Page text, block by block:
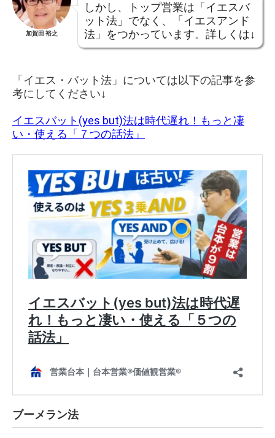
加賀田 裕之
しかし、トップ営業は「イエスバ
ット法」でなく、「イエスアンド
法」をつかっています。詳しくは↓
「イエス・バット法」については以下の記事を参
考にしてください↓
イエスバット(yes but)法は時代遅れ！もっと凄
い・使える「７つの話法」
ブーメラン法